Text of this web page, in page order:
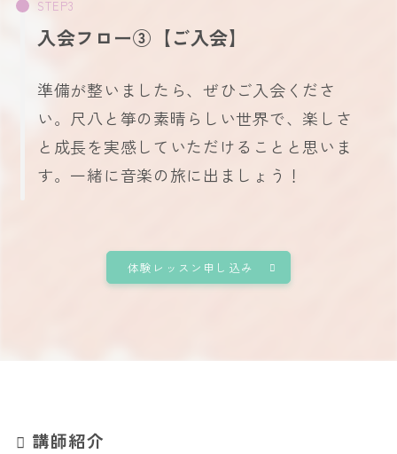
入会フロー③【ご入会】
準備が整いましたら、ぜひご入会くださ
い。尺八と箏の素晴らしい世界で、楽しさ
と成長を実感していただけることと思いま
す。一緒に音楽の旅に出ましょう！
体験レッスン申し込み
講師紹介